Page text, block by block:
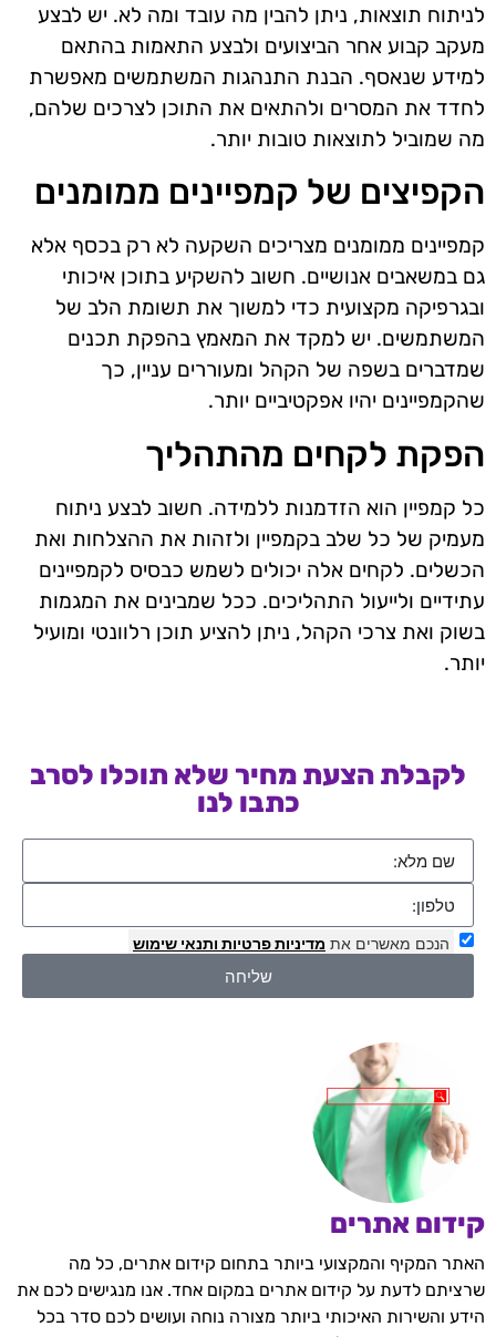
לניתוח תוצאות, ניתן להבין מה עובד ומה לא. יש לבצע
מעקב קבוע אחר הביצועים ולבצע התאמות בהתאם
למידע שנאסף. הבנת התנהגות המשתמשים מאפשרת
לחדד את המסרים ולהתאים את התוכן לצרכים שלהם,
מה שמוביל לתוצאות טובות יותר.
הקפיצים של קמפיינים ממומנים
קמפיינים ממומנים מצריכים השקעה לא רק בכסף אלא
גם במשאבים אנושיים. חשוב להשקיע בתוכן איכותי
ובגרפיקה מקצועית כדי למשוך את תשומת הלב של
המשתמשים. יש למקד את המאמץ בהפקת תכנים
שמדברים בשפה של הקהל ומעוררים עניין, כך
שהקמפיינים יהיו אפקטיביים יותר.
הפקת לקחים מהתהליך
כל קמפיין הוא הזדמנות ללמידה. חשוב לבצע ניתוח
מעמיק של כל שלב בקמפיין ולזהות את ההצלחות ואת
הכשלים. לקחים אלה יכולים לשמש כבסיס לקמפיינים
עתידיים ולייעול התהליכים. ככל שמבינים את המגמות
בשוק ואת צרכי הקהל, ניתן להציע תוכן רלוונטי ומועיל
יותר.
לקבלת הצעת מחיר שלא תוכלו לסרב
כתבו לנו
הנכם מאשרים את מדיניות פרטיות ותנאי שימוש
שליחה
קידום אתרים
האתר המקיף והמקצועי ביותר בתחום קידום אתרים, כל מה
שרציתם לדעת על קידום אתרים במקום אחד. אנו מנגישים לכם את
הידע והשירות האיכותי ביותר מצורה נוחה ועושים לכם סדר בכל